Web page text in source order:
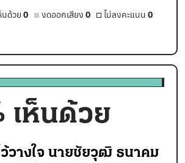
นด้วย 0 งดออกเสียง 0 ไม่ลงคะแนน 0
เห็นด้วย
ว้วางใจ นายชัยวุฒิ ธนาคม